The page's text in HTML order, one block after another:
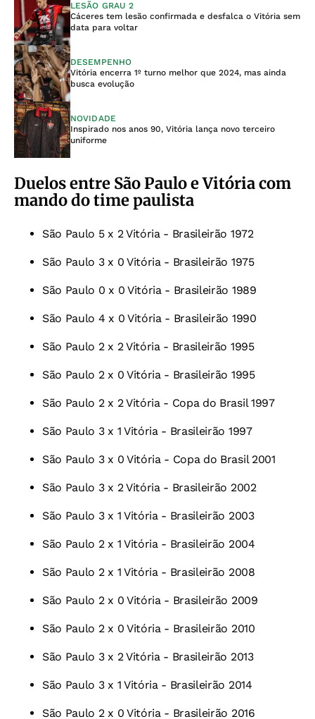
LESÃO GRAU 2
Cáceres tem lesão confirmada e desfalca o Vitória sem
data para voltar
DESEMPENHO
Vitória encerra 1º turno melhor que 2024, mas ainda
busca evolução
NOVIDADE
Inspirado nos anos 90, Vitória lança novo terceiro
uniforme
Duelos entre São Paulo e Vitória com
mando do time paulista
São Paulo 5 x 2 Vitória - Brasileirão 1972
São Paulo 3 x 0 Vitória - Brasileirão 1975
São Paulo 0 x 0 Vitória - Brasileirão 1989
São Paulo 4 x 0 Vitória - Brasileirão 1990
São Paulo 2 x 2 Vitória - Brasileirão 1995
São Paulo 2 x 0 Vitória - Brasileirão 1995
São Paulo 2 x 2 Vitória - Copa do Brasil 1997
São Paulo 3 x 1 Vitória - Brasileirão 1997
São Paulo 3 x 0 Vitória - Copa do Brasil 2001
São Paulo 3 x 2 Vitória - Brasileirão 2002
São Paulo 3 x 1 Vitória - Brasileirão 2003
São Paulo 2 x 1 Vitória - Brasileirão 2004
São Paulo 2 x 1 Vitória - Brasileirão 2008
São Paulo 2 x 0 Vitória - Brasileirão 2009
São Paulo 2 x 0 Vitória - Brasileirão 2010
São Paulo 3 x 2 Vitória - Brasileirão 2013
São Paulo 3 x 1 Vitória - Brasileirão 2014
São Paulo 2 x 0 Vitória - Brasileirão 2016